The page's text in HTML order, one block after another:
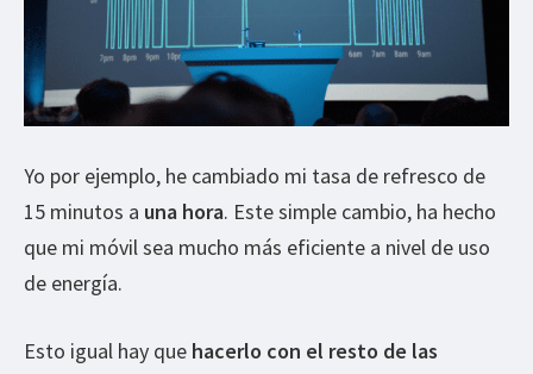
Yo por ejemplo, he cambiado mi tasa de refresco de
15 minutos a una hora. Este simple cambio, ha hecho
que mi móvil sea mucho más eficiente a nivel de uso
de energía.
Esto igual hay que hacerlo con el resto de las